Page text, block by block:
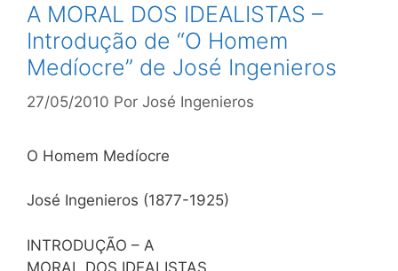
A MORAL DOS IDEALISTAS –
Introdução de “O Homem
Medíocre” de José Ingenieros
27/05/2010 Por José Ingenieros
O Homem Medíocre
José Ingenieros (1877-1925)
INTRODUÇÃO – A
MORAL DOS IDEALISTAS